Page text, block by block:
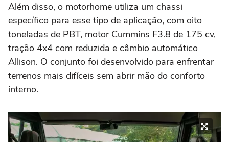
Além disso, o motorhome utiliza um chassi
específico para esse tipo de aplicação, com oito
toneladas de PBT, motor Cummins F3.8 de 175 cv,
tração 4x4 com reduzida e câmbio automático
Allison. O conjunto foi desenvolvido para enfrentar
terrenos mais difíceis sem abrir mão do conforto
interno.